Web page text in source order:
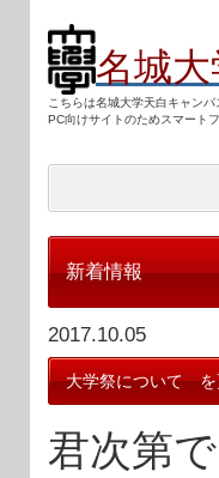
名城
こちらは名城大学天白キャンパ
PC向けサイトのためスマート
新着情報
2017.10.05
大学祭について を
君次第